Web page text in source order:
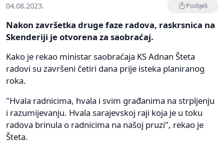
04.08.2023. Podijeli
Nakon završetka druge faze radova, raskrsnica na
Skenderiji je otvorena za saobraćaj.
Kako je rekao ministar saobraćaja KS Adnan Šteta
radovi su završeni četiri dana prije isteka planiranog
roka.
"Hvala radnicima, hvala i svim građanima na strpljenju
i razumijevanju. Hvala sarajevskoj raji koja je u toku
radova brinula o radnicima na našoj pruzi", rekao je
Šteta.